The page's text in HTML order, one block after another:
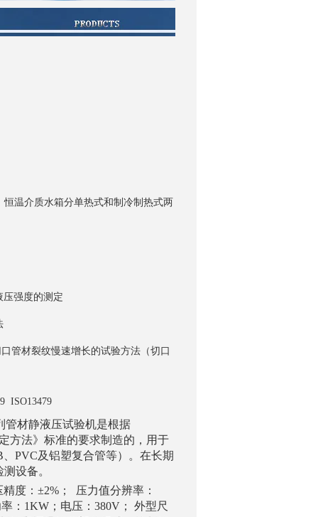
温介质水箱分单热式和制冷制热式两
压强度的测定
管材裂纹慢速增长的试验方法（切口
ISO13479
管材静液压试验机是根据
方法》标准的要求制造的，用于
PVC及铝塑复合管等）。在长期
设备。
度：±2%；
压力值分辨率：
：1KW；电压：380V；
外型尺